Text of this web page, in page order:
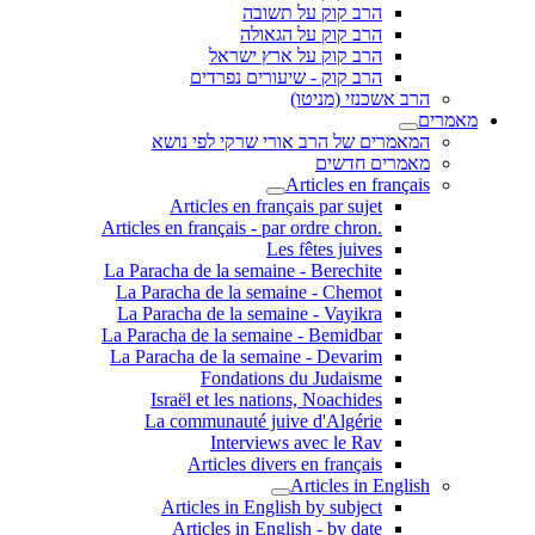
הרב קוק על תשובה
הרב קוק על הגאולה
הרב קוק על ארץ ישראל
הרב קוק - שיעורים נפרדים
הרב אשכנזי (מניטו)
מאמרים
המאמרים של הרב אורי שרקי לפי נושא
מאמרים חדשים
Articles en français
Articles en français par sujet
.Articles en français - par ordre chron
Les fêtes juives
La Paracha de la semaine - Berechite
La Paracha de la semaine - Chemot
La Paracha de la semaine - Vayikra
La Paracha de la semaine - Bemidbar
La Paracha de la semaine - Devarim
Fondations du Judaisme
Israël et les nations, Noachides
La communauté juive d'Algérie
Interviews avec le Rav
Articles divers en français
Articles in English
Articles in English by subject
Articles in English - by date